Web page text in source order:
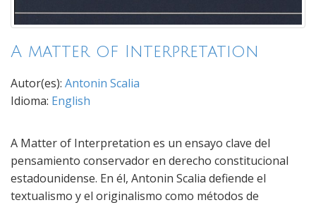
A matter of Interpretation
Autor(es): Antonin Scalia
Idioma: English
A Matter of Interpretation es un ensayo clave del
pensamiento conservador en derecho constitucional
estadounidense. En él, Antonin Scalia defiende el
textualismo y el originalismo como métodos de